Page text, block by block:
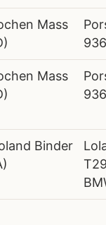
Mass
936
Mass
936
Binder